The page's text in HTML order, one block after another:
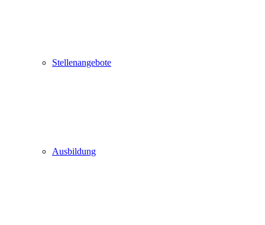
Stellenangebote
Ausbildung